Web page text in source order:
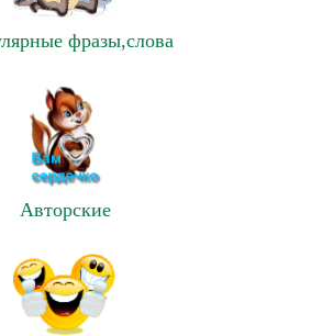
фразы,слова
Авторские